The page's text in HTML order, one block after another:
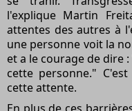
l'explique Martin
attentes des autres à
une personne voit la
et a le courage de dire :
cette personne."
cette attente.
En plus de ces